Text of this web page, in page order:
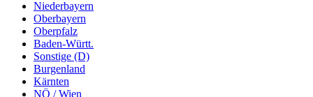
Niederbayern
Oberbayern
Oberpfalz
Baden-Württ.
Sonstige (D)
Burgenland
Kärnten
NÖ / Wien